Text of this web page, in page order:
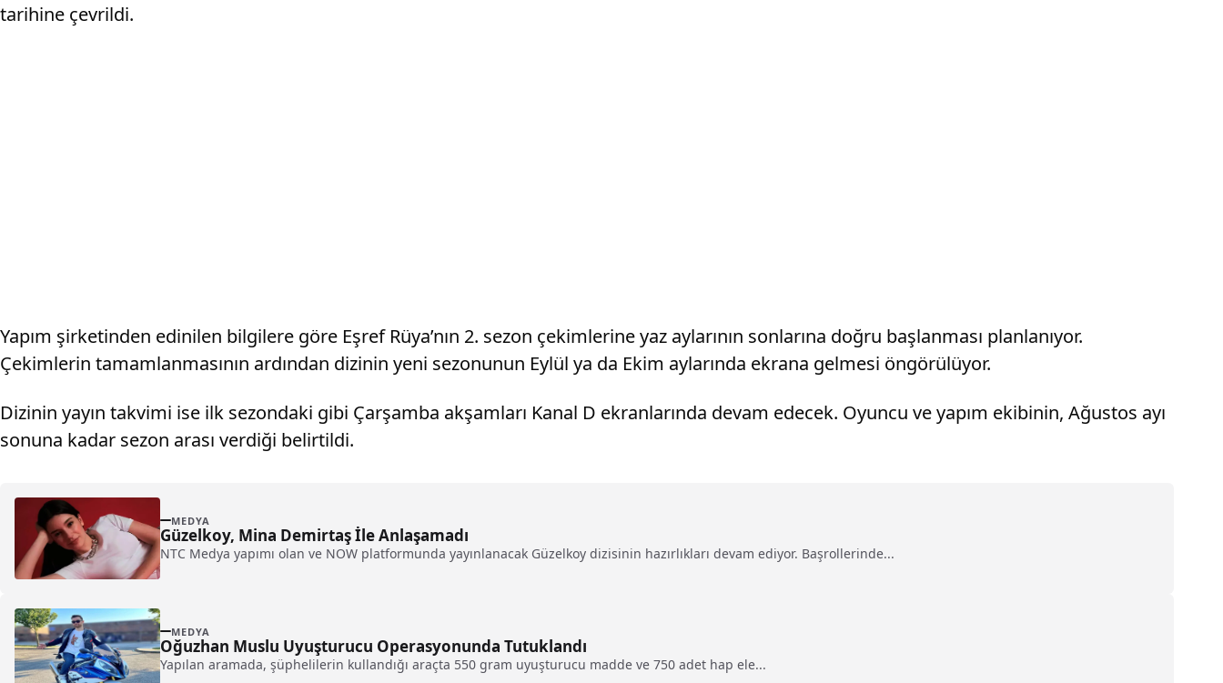
tarihine çevrildi.
Yapım şirketinden edinilen bilgilere göre Eşref Rüya’nın 2. sezon çekimlerine yaz aylarının sonlarına doğru başlanması planlanıyor.
Çekimlerin tamamlanmasının ardından dizinin yeni sezonunun Eylül ya da Ekim aylarında ekrana gelmesi öngörülüyor.
Dizinin yayın takvimi ise ilk sezondaki gibi Çarşamba akşamları Kanal D ekranlarında devam edecek. Oyuncu ve yapım ekibinin, Ağustos ayı
sonuna kadar sezon arası verdiği belirtildi.
MEDYA
Güzelkoy, Mina Demirtaş İle Anlaşamadı
NTC Medya yapımı olan ve NOW platformunda yayınlanacak Güzelkoy dizisinin hazırlıkları devam ediyor. Başrollerinde...
MEDYA
Oğuzhan Muslu Uyuşturucu Operasyonunda Tutuklandı
Yapılan aramada, şüphelilerin kullandığı araçta 550 gram uyuşturucu madde ve 750 adet hap ele...